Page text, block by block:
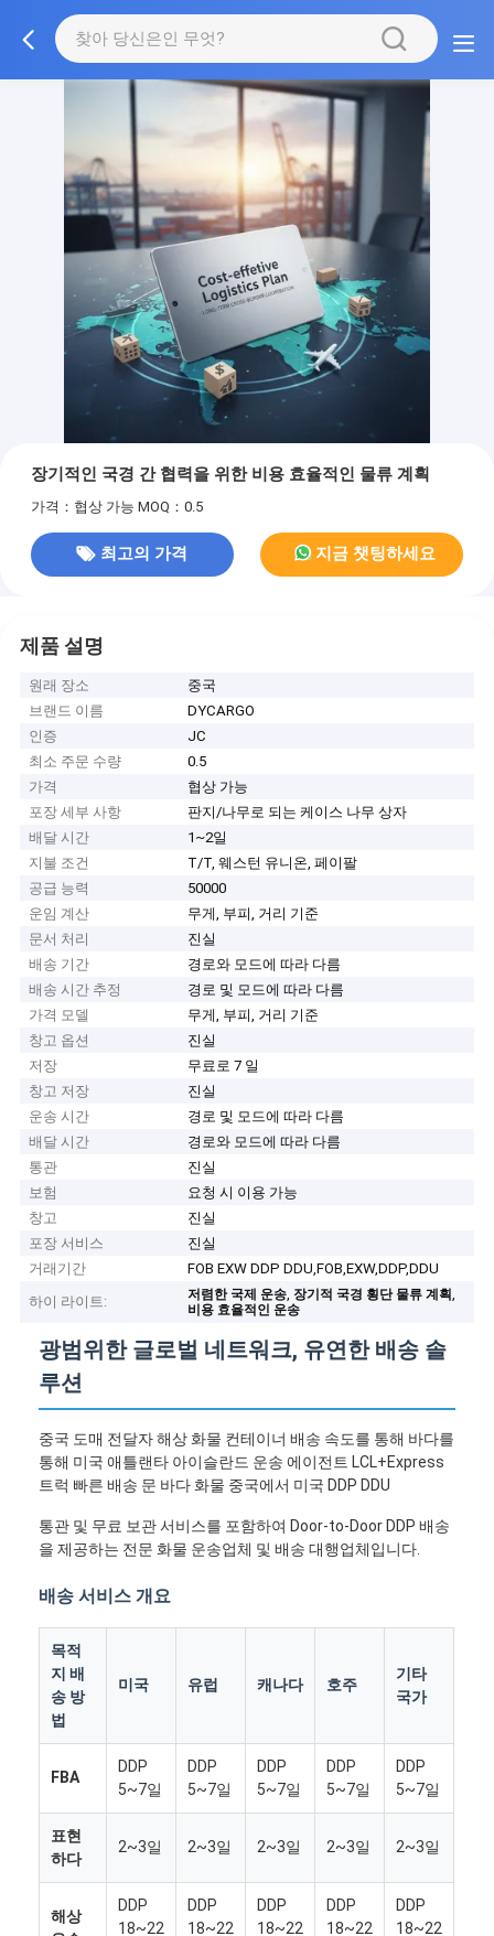
장기적인 국경 간 협력을 위한 비용 효율적인 물류 계획
가격：협상 가능 MOQ：0.5
최고의 가격 지금 챗팅하세요
제품 설명
원래 장소
중국
브랜드 이름
DYCARGO
인증
JC
최소 주문 수량
0.5
가격
협상 가능
포장 세부 사항
판지/나무로 되는 케이스 나무 상자
배달 시간
1~2일
지불 조건
T/T, 웨스턴 유니온, 페이팔
공급 능력
50000
운임 계산
무게, 부피, 거리 기준
문서 처리
진실
배송 기간
경로와 모드에 따라 다름
배송 시간 추정
경로 및 모드에 따라 다름
가격 모델
무게, 부피, 거리 기준
창고 옵션
진실
저장
무료로 7 일
창고 저장
진실
운송 시간
경로 및 모드에 따라 다름
배달 시간
경로와 모드에 따라 다름
통관
진실
보험
요청 시 이용 가능
창고
진실
포장 서비스
진실
거래기간
FOB EXW DDP DDU,FOB,EXW,DDP,DDU
하이 라이트:
저렴한 국제 운송, 장기적 국경 횡단 물류 계획,
비용 효율적인 운송
광범위한 글로벌 네트워크, 유연한 배송 솔
루션
중국 도매 전달자 해상 화물 컨테이너 배송 속도를 통해 바다를
통해 미국 애틀랜타 아이슬란드 운송 에이전트 LCL+Express
트럭 빠른 배송 문 바다 화물 중국에서 미국 DDP DDU
통관 및 무료 보관 서비스를 포함하여 Door-to-Door DDP 배송
을 제공하는 전문 화물 운송업체 및 배송 대행업체입니다.
배송 서비스 개요
목적
지 배
송 방
법
미국 유럽 캐나다 호주
기타
국가
FBA
DDP
5~7일
DDP
5~7일
DDP
5~7일
DDP
5~7일
DDP
5~7일
표현
하다
2~3일 2~3일 2~3일 2~3일 2~3일
해상
DDP
18~22
DDP
18~22
DDP
18~22
DDP
18~22
DDP
18~22